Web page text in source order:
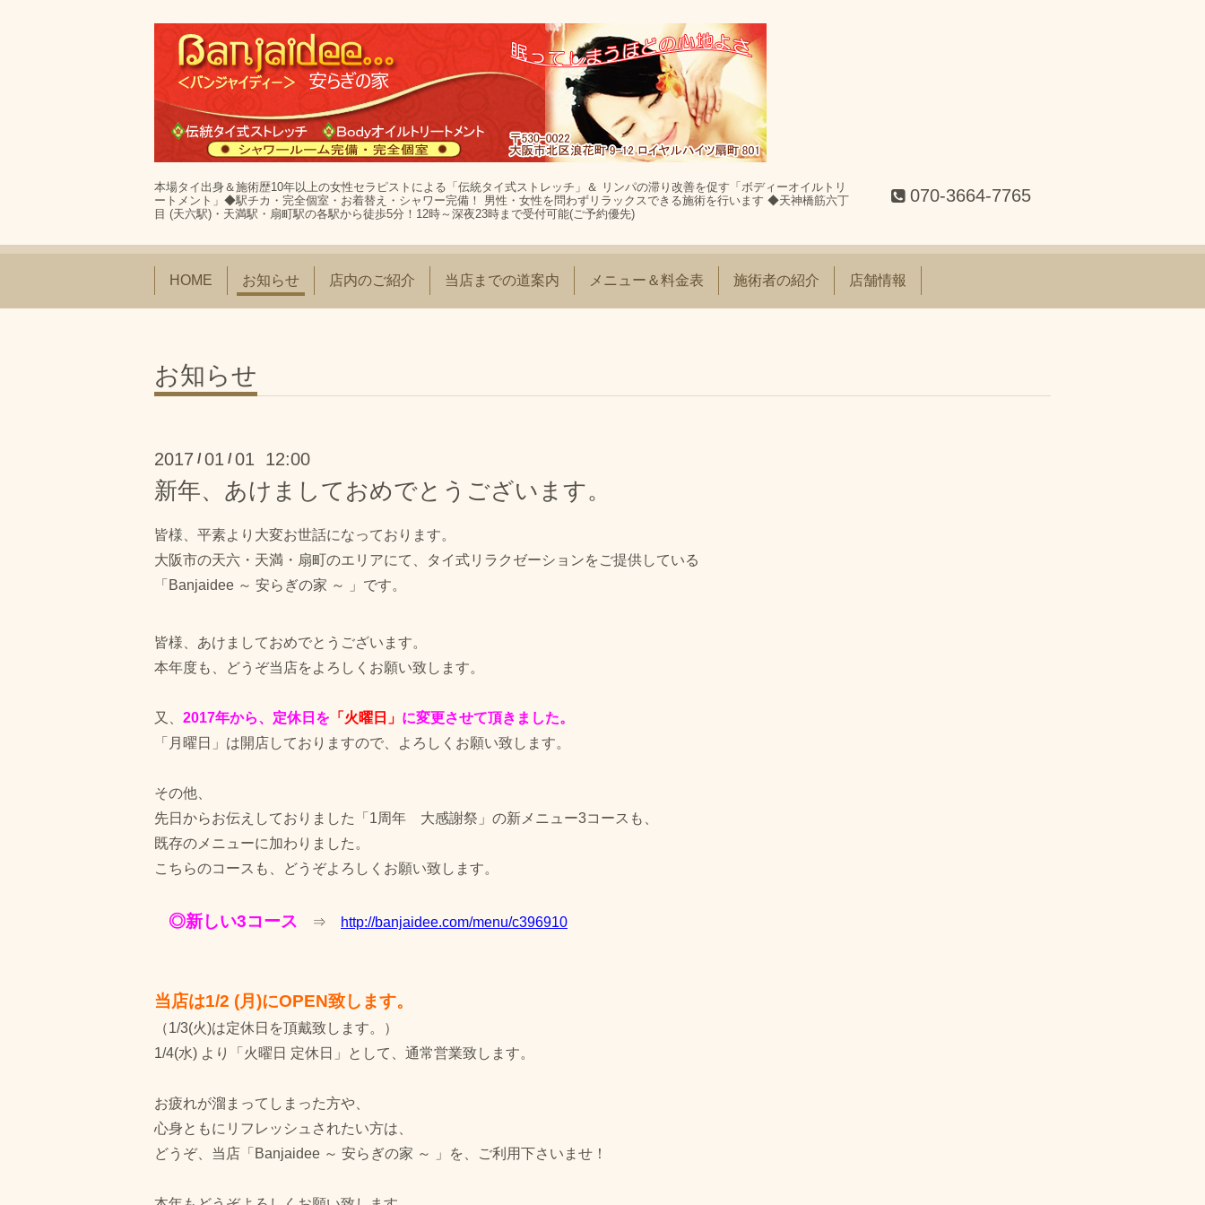
本場タイ出身＆施術歴10年以上の女性セラピストによる「伝統タイ式ストレッチ」＆ リンパの滞り改善を促す「ボディーオイルトリ
ートメント」◆駅チカ・完全個室・お着替え・シャワー完備！ 男性・女性を問わずリラックスできる施術を行います ◆天神橋筋六丁
目 (天六駅)・天満駅・扇町駅の各駅から徒歩5分！12時～深夜23時まで受付可能(ご予約優先)
070-3664-7765
HOME お知らせ 店内のご紹介 当店までの道案内 メニュー＆料金表 施術者の紹介 店舗情報
お知らせ
2017 /01 /01 12:00
新年、あけましておめでとうございます。
皆様、平素より大変お世話になっております。
大阪市の天六・天満・扇町のエリアにて、タイ式リラクゼーションをご提供している
「Banjaidee ～ 安らぎの家 ～ 」です。
皆様、あけましておめでとうございます。
本年度も、どうぞ当店をよろしくお願い致します。
又、 2017年から、定休日を 「火曜日」 に変更させて頂きました。
「月曜日」は開店しておりますので、よろしくお願い致します。
その他、
先日からお伝えしておりました「1周年 大感謝祭」の新メニュー3コースも、
既存のメニューに加わりました。
こちらのコースも、どうぞよろしくお願い致します。
◎新しい3コース ⇒ http://banjaidee.com/menu/c396910
当店は1/2 (月)にOPEN致します。
（1/3(火)は定休日を頂戴致します。）
1/4(水) より「火曜日 定休日」として、通常営業致します。
お疲れが溜まってしまった方や、
心身ともにリフレッシュされたい方は、
どうぞ、当店「Banjaidee ～ 安らぎの家 ～ 」を、ご利用下さいませ！